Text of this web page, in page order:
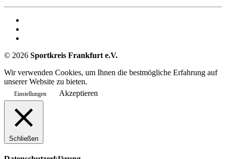
© 2026 Sportkreis Frankfurt e.V.
Wir verwenden Cookies, um Ihnen die bestmögliche Erfahrung auf
unserer Website zu bieten.
Einstellungen Akzeptieren
Schließen